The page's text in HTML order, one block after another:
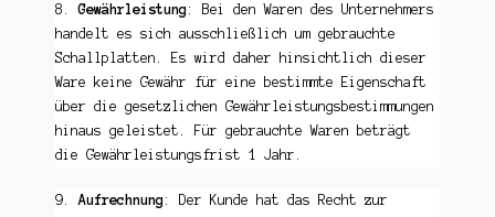
8.Gewährleistung: Bei den Waren des Unternehmers
handelt es sich ausschließlich um gebrauchte
Schallplatten. Es wird daher hinsichtlich dieser
Ware keine Gewähr für eine bestimmte Eigenschaft
über die gesetzlichen Gewährleistungsbestimmungen
hinaus geleistet. Für gebrauchte Waren beträgt
die Gewährleistungsfrist 1 Jahr.
9. Aufrechnung: Der Kunde hat das Recht zur